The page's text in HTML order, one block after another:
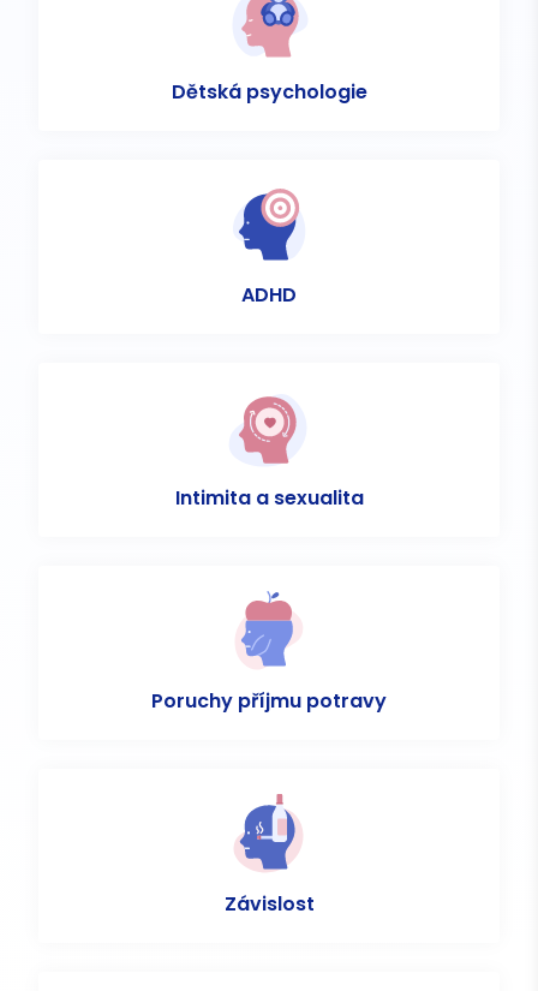
Dětská psychologie
ADHD
Intimita a sexualita
Poruchy příjmu potravy
Závislost